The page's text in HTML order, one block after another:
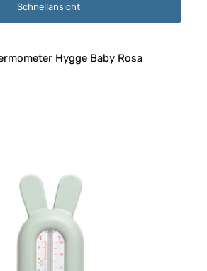
Schnellansicht
Hygge Baby Rosa